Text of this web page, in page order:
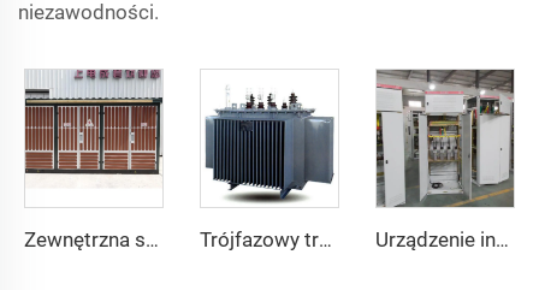
niezawodności.
Zewnętrzna skrzynka transformatorowa YBW Trójfazowy transformator dystrybucyjny z płaskim rdzeniem w kształcie pierścienia i całkowicie hermetycznym układem Urządzenie inteligentnej kompensacji mocy czynnej niskiego napięcia GGJ